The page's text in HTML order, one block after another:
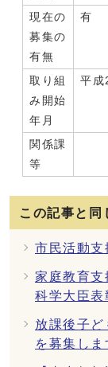
現在の
募集の
有無
有
取り組
み開始
年月
平成
関係課
等
この記事と同
市民活動支
家庭教育支
科学大臣表
放課後子ど
を募集しま